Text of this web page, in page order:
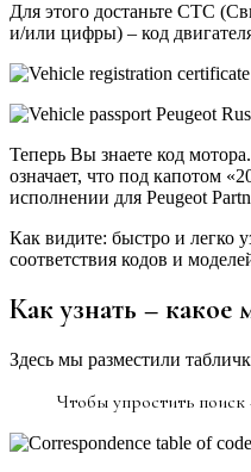
Для этого достаньте СТС
и/или цифры) – код
Теперь Вы знаете код
означает, что под капотом
исполнении для Peugeot
Как видите: быстро и легко
соответствия кодов и
Как узнать – какое
Здесь мы разместили
Чтобы упростить